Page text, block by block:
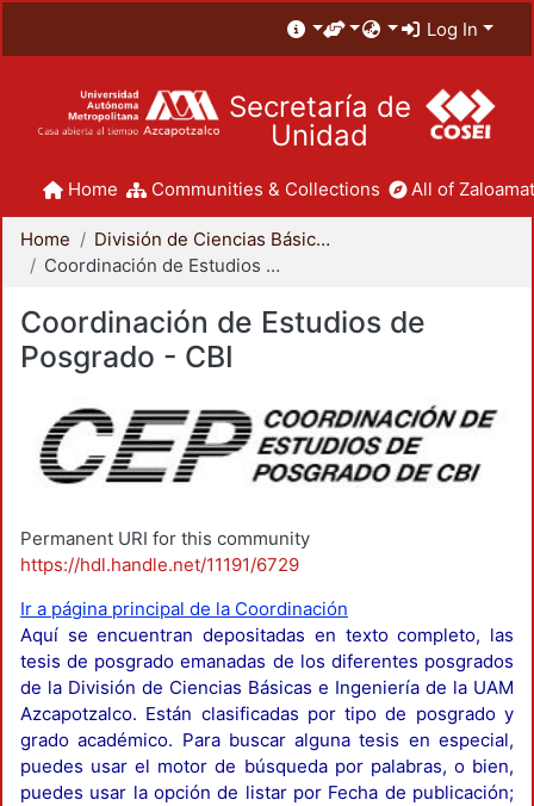
Log In
Secretaría de
Unidad
Home Communities & Collections All of
Home
División de Ciencias Básicas e Ingeniería
Coordinación de Estudios de Posgrado - CBI
Coordinación de Estudios de
Posgrado - CBI
Permanent URI for this community
https://hdl.handle.net/11191/6729
Ir a página principal de la Coordinación
Aquí se encuentran depositadas en texto completo, las
tesis de posgrado emanadas de los diferentes posgrados
de la División de Ciencias Básicas e Ingeniería de la UAM
Azcapotzalco. Están clasificadas por tipo de posgrado y
grado académico. Para buscar alguna tesis en especial,
puedes usar el motor de búsqueda por palabras, o bien,
puedes usar la opción de listar por Fecha de publicación;